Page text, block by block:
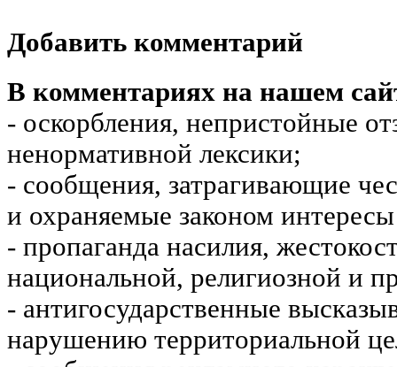
Добавить комментарий
В комментариях на нашем
- оскорбления, непристойные
ненормативной лексики;
- сообщения, затрагивающие
и охраняемые законом
- пропаганда насилия,
национальной, религиозной и
- антигосударственные
нарушению территориальной